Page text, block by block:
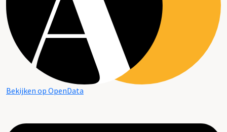
Bekijken op OpenData